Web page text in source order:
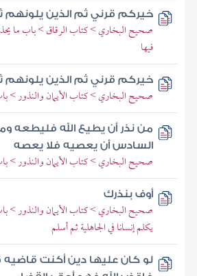
خيركم قرني ثم الذين يلونهم
صحيح البخاري > كتاب الرقاق > باب ما
فيها
خيركم قرني ثم الذين يلونهم
صحيح البخاري > كتاب الأيمان والنذور >
من نذر أن يطيع الله فليطعه
السادس أن يعصيه فلا يعصه
صحيح البخاري > كتاب الأيمان والنذور >
أوف بنذرك
صحيح البخاري > كتاب الأيمان والنذور >
يكلم إنسانا في الجاهلية ثم أسلم
لو كان عليها دين أكنت